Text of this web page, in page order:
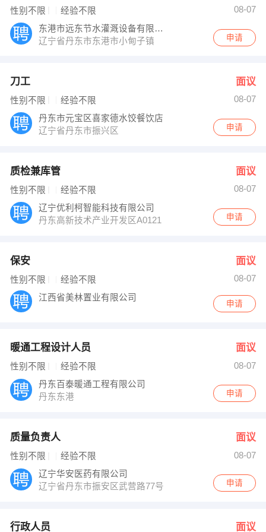
性别不限 经验不限
08-07
东港市远东节水灌溉设备有限公司
辽宁省丹东市东港市小甸子镇
申请
刀工 面议
性别不限 经验不限
08-07
丹东市元宝区喜家德水饺餐饮店
辽宁省丹东市振兴区
申请
质检兼库管 面议
性别不限 经验不限
08-07
辽宁优利柯智能科技有限公司
丹东高新技术产业开发区A0121
申请
保安 面议
性别不限 经验不限
08-07
江西省美林置业有限公司
申请
暖通工程设计人员 面议
性别不限 经验不限
08-07
丹东百泰暖通工程有限公司
丹东东港
申请
质量负责人 面议
性别不限 经验不限
08-07
辽宁华安医药有限公司
辽宁省丹东市振安区武营路77号
申请
行政人员 面议